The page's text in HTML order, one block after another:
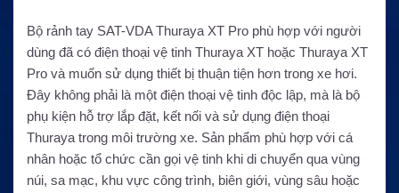
Bộ rảnh tay SAT-VDA Thuraya XT Pro phù hợp với người
dùng đã có điện thoại vệ tinh Thuraya XT hoặc Thuraya XT
Pro và muốn sử dụng thiết bị thuận tiện hơn trong xe hơi.
Đây không phải là một điện thoại vệ tinh độc lập, mà là bộ
phụ kiện hỗ trợ lắp đặt, kết nối và sử dụng điện thoại
Thuraya trong môi trường xe. Sản phẩm phù hợp với cá
nhân hoặc tổ chức cần gọi vệ tinh khi di chuyển qua vùng
núi, sa mạc, khu vực công trình, biên giới, vùng sâu hoặc